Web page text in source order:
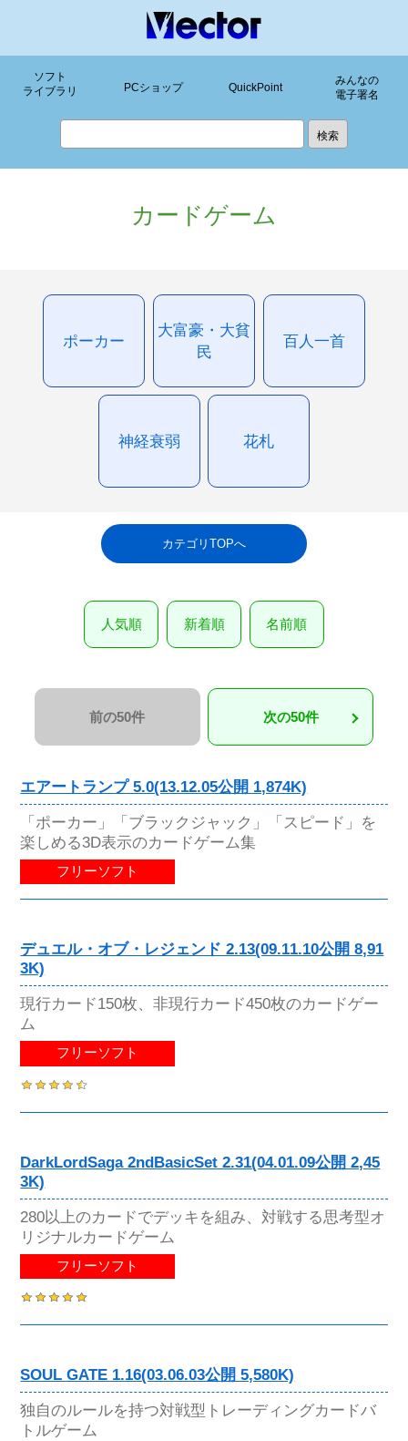
ソフト
ライブラリ
PCショップ QuickPoint
みんなの
電子署名
カードゲーム
ポーカー
大富豪・大貧
民
百人一首
神経衰弱 花札
カテゴリTOPへ
人気順 新着順 名前順
前の50件 次の50件
エアートランプ 5.0(13.12.05公開 1,874K)
「ポーカー」「ブラックジャック」「スピード」を
楽しめる3D表示のカードゲーム集
フリーソフト
デュエル・オブ・レジェンド 2.13(09.11.10公開 8,91
3K)
現行カード150枚、非現行カード450枚のカードゲー
ム
フリーソフト
DarkLordSaga 2ndBasicSet 2.31(04.01.09公開 2,45
3K)
280以上のカードでデッキを組み、対戦する思考型オ
リジナルカードゲーム
フリーソフト
SOUL GATE 1.16(03.06.03公開 5,580K)
独自のルールを持つ対戦型トレーディングカードバ
トルゲーム